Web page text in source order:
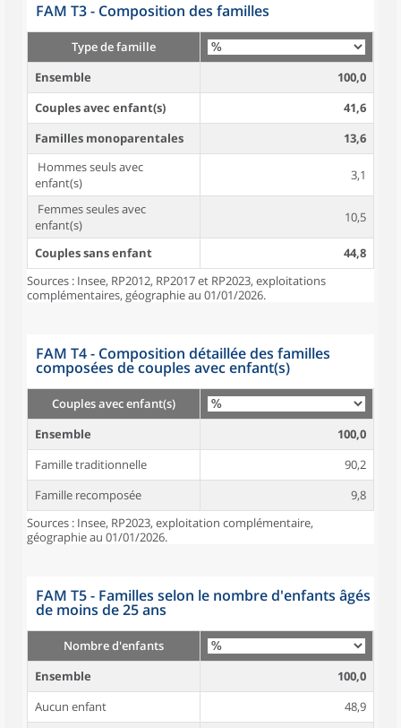
FAM T3 - Composition des familles
Type de famille
Ensemble
100,0
Couples avec enfant(s)
41,6
Familles monoparentales
13,6
Hommes seuls avec
enfant(s)
3,1
Femmes seules avec
enfant(s)
10,5
Couples sans enfant
44,8
Sources : Insee, RP2012, RP2017 et RP2023, exploitations
complémentaires, géographie au 01/01/2026.
FAM T4 - Composition détaillée des familles
composées de couples avec enfant(s)
Couples avec enfant(s)
Ensemble
100,0
Famille traditionnelle
90,2
Famille recomposée
9,8
Sources : Insee, RP2023, exploitation complémentaire,
géographie au 01/01/2026.
FAM T5 - Familles selon le nombre d'enfants âgés
de moins de 25 ans
Nombre d'enfants
Ensemble
100,0
Aucun enfant
48,9